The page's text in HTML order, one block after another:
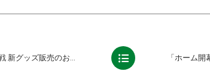
ッズ販売のお知らせ